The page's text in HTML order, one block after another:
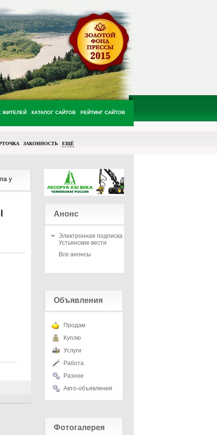
ЖИТЕЛЕЙ КАТАЛОГ САЙТОВ РЕЙТИНГ САЙТОВ
ЗАКОННОСТЬ ЕЩЁ
у
Анонс
Электронная подписка на
Устьянские вести
Все анонсы
Объявления
Продам
Куплю
Услуги
Работа
Разное
Авто-объявления
Фотогалерея